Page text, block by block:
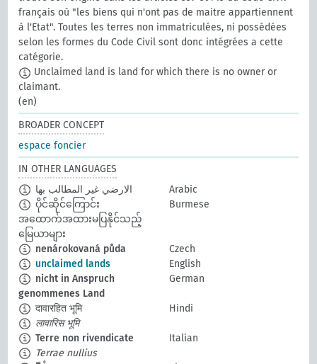
français où "les biens qui n'ont pas de maitre appartiennent
à l'Etat". Toutes les terres non immatriculées, ni possédées
selon les formes du Code Civil sont donc intégrées a cette
catégorie.
Unclaimed land is land for which there is no owner or
claimant.
(en)
BROADER CONCEPT
espace foncier
IN OTHER LANGUAGES
الارضي غير المطالب بها
Arabic
ပိုင်ဆိုင်ကြောင်း
အထောက်အထားမပြနိုင်သည့်
မြေယာများ
Burmese
nenárokovaná půda
Czech
unclaimed lands
English
nicht in Anspruch
genommenes Land
German
दावारहित भूमि
Hindi
लावारिस भूमि
Terre non rivendicate
Italian
Terrae nullius